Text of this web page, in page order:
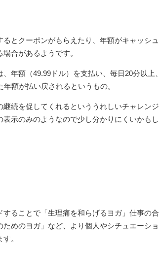
とクーポンがもらえたり、年額がキャッシュ
合があるようです。
年額（49.99ドル）を支払い、毎日20分以上、
額が払い戻されるというもの。
続を促してくれるといううれしいチャレンジ
示のみのようなので少し分かりにくいかもし
ることで「生理痛を和らげるヨガ」仕事の合
めのヨガ」など、より個人やシチュエーショ
。